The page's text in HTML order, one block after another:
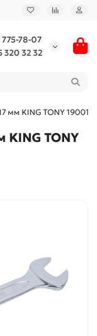
78-07
320 32 32
мм KING TONY
TONY